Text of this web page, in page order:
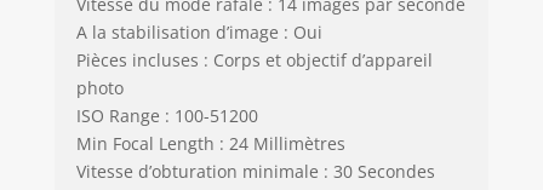
A la stabilisation d’image : Oui
Pièces incluses : Corps et objectif d’appareil
photo
ISO Range : 100-51200
Min Focal Length : 24 Millimètres
Vitesse d’obturation minimale : 30 Secondes